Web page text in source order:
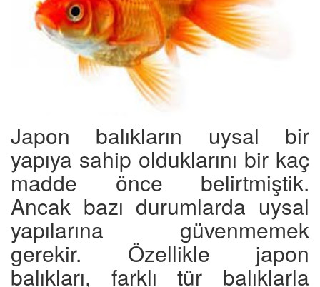
Japon balıkların uysal bir
yapıya sahip olduklarını bir kaç
madde önce belirtmiştik.
Ancak bazı durumlarda uysal
yapılarına güvenmemek
gerekir. Özellikle japon
balıkları, farklı tür balıklarla